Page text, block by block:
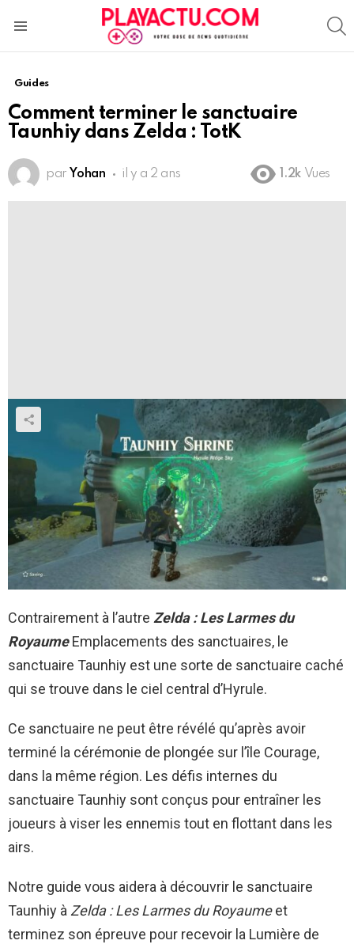
Guides
Comment terminer le sanctuaire
Taunhiy dans Zelda : TotK
par Yohan il y a 2 ans 1.2k Vues
Contrairement à l’autre Zelda : Les Larmes du
RoyaumeEmplacements des sanctuaires, le
sanctuaire Taunhiy est une sorte de sanctuaire caché
qui se trouve dans le ciel central d’Hyrule.
Ce sanctuaire ne peut être révélé qu’après avoir
terminé la cérémonie de plongée sur l’île Courage,
dans la même région. Les défis internes du
sanctuaire Taunhiy sont conçus pour entraîner les
joueurs à viser les ennemis tout en flottant dans les
airs.
Notre guide vous aidera à découvrir le sanctuaire
Taunhiy à Zelda : Les Larmes du Royaumeet
terminez son épreuve pour recevoir la Lumière de